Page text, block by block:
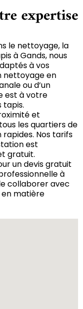
expertise
le nettoyage, la
à Gands, nous
à vos
nettoyage en
ou d’un
est à votre
tapis.
et
les quartiers de
rapides. Nos tarifs
est
gratuit.
un devis gratuit
à
collaborer avec
en matière